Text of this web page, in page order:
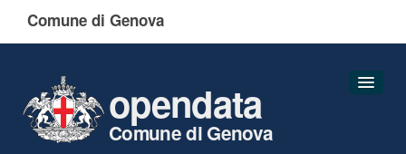
Comune di Genova
opendata
Comune di Genova